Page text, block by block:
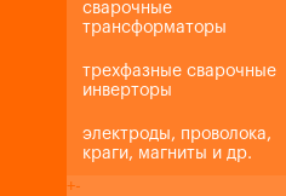
сварочные
трансформаторы
трехфазные сварочные
инверторы
электроды, проволока,
краги, магниты и др.
+-